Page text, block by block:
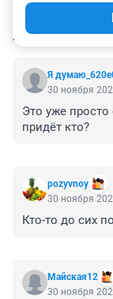
Я
30 ноября
Это уже
придёт кто?
pozyvnoy
30 ноября
Кто-то до сих
Майская12
30 ноября